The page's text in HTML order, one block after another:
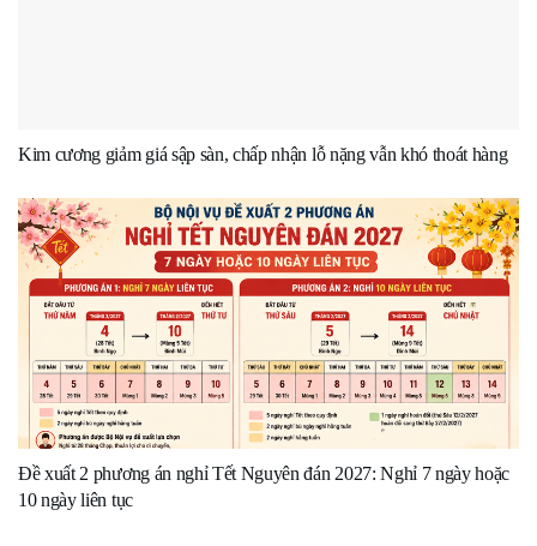
Kim cương giảm giá sập sàn, chấp nhận lỗ nặng vẫn khó thoát hàng
Đề xuất 2 phương án nghỉ Tết Nguyên đán 2027: Nghỉ 7 ngày hoặc
10 ngày liên tục